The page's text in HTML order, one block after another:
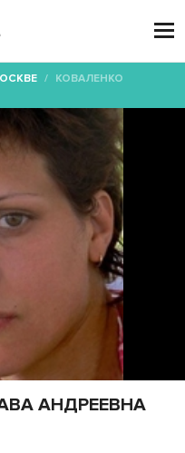

/ КОВАЛЕНКО
АНДРЕЕВНА